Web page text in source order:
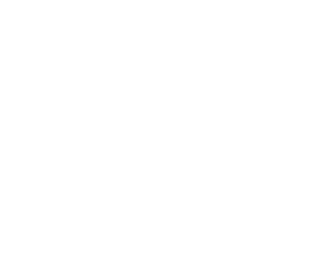
Ko Yo
คะแนน
วเมือง
ซต์
าคา